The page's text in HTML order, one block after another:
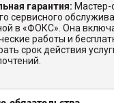
гарантия: Мастер-
сервисного
в «ФОКС». Она
работы и
срок действия